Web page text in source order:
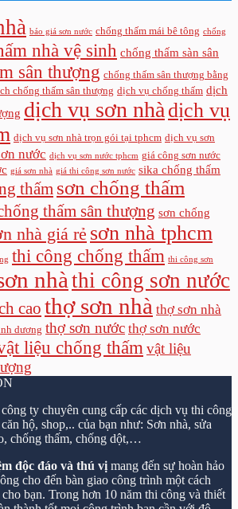
báo giá sơn nước chống thấm mái bê tông chống
nhà vệ sinh chống thấm sàn sân
sân thượng chống thấm sân thượng bằng
chống thấm sân thượng dịch vụ chống thấm dịch
dịch vụ sơn nhà dịch vụ
dịch vụ sơn nhà trọn gói tại tphcm dịch vụ sơn
nước dịch vụ sơn nước tphcm giá công sơn nước
giá sơn nhà giá thi công sơn nước sika chống thấm
thấm sơn chống thấm
thấm sân thượng sơn chống
nhà giá rẻ sơn nhà tphcm
thi công chống thấm thi công sơn
nhà thi công sơn nước
cao thợ sơn nhà thợ sơn nhà
dương thợ sơn nước thợ sơn nước
liệu chống thấm vật liệu
ty chuyên cung cấp các dịch vụ thi công
hộ, shop,.. của bạn như: Sơn nhà, sửa
chống thấm, chống dột,…
độc đáo và thú vị mang đến sự hoàn hảo
cho đến bàn giao công trình một cách
bạn. Trong hơn 10 năm thi công và thiết